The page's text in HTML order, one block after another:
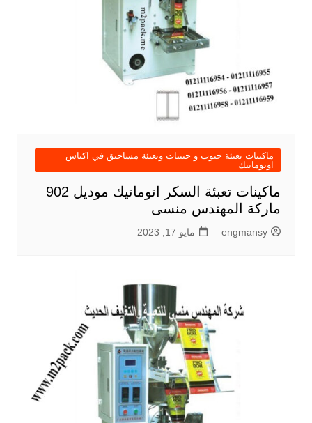
ماكينات تعبئة حبوب و حبيبات وتعبئة مساحيق في اكياس
اوتوماتيك
ماكينات تعبئة السكر اتوماتيك موديل 902
ماركة المهندس منسى
engmansy مايو 17, 2023